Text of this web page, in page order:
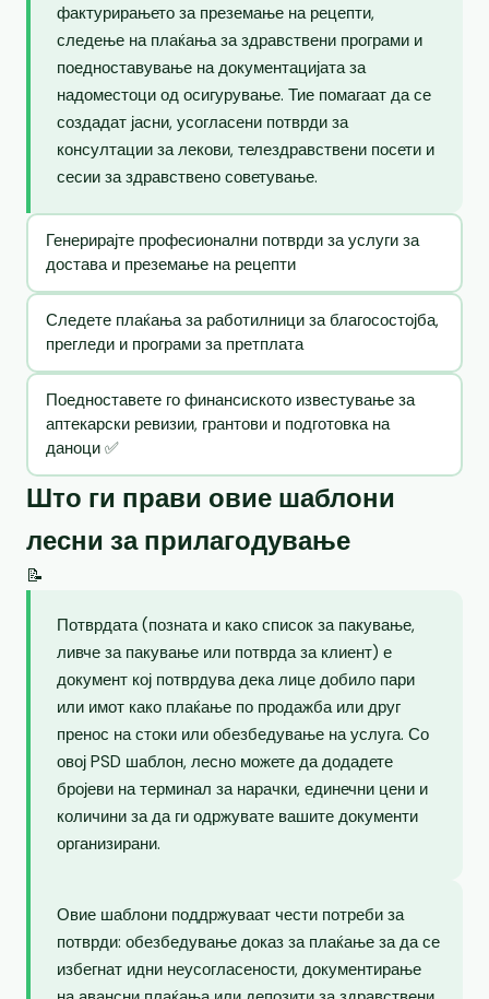
фактурирањето за преземање на рецепти,
следење на плаќања за здравствени програми и
поедноставување на документацијата за
надоместоци од осигурување. Тие помагаат да се
создадат јасни, усогласени потврди за
консултации за лекови, телездравствени посети и
сесии за здравствено советување.
Генерирајте професионални потврди за услуги за
достава и преземање на рецепти
Следете плаќања за работилници за благосостојба,
прегледи и програми за претплата
Поедноставете го финансиското известување за
аптекарски ревизии, грантови и подготовка на
даноци ✅
Што ги прави овие шаблони
лесни за прилагодување
📝
Потврдата (позната и како список за пакување,
ливче за пакување или потврда за клиент) е
документ кој потврдува дека лице добило пари
или имот како плаќање по продажба или друг
пренос на стоки или обезбедување на услуга. Со
овој PSD шаблон, лесно можете да додадете
бројеви на терминал за нарачки, единечни цени и
количини за да ги одржувате вашите документи
организирани.
Овие шаблони поддржуваат чести потреби за
потврди: обезбедување доказ за плаќање за да се
избегнат идни неусогласености, документирање